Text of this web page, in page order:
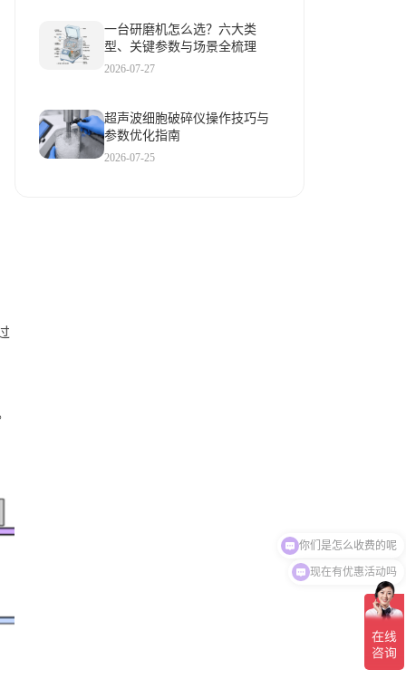
一台研磨机怎么选？六大类
型、关键参数与场景全梳理
2026-07-27
超声波细胞破碎仪操作技巧与
参数优化指南
2026-07-25
现在有优惠活动吗